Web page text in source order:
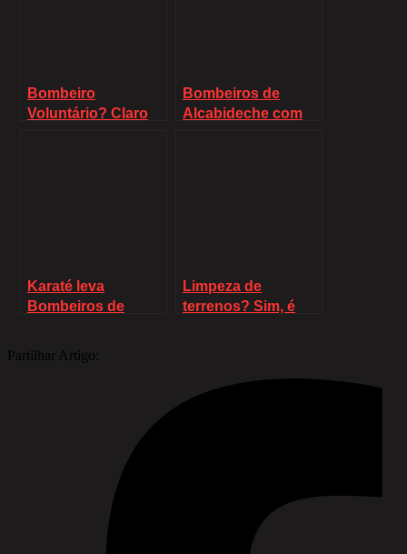
Bombeiro
Voluntário? Claro
Bombeiros de
Alcabideche com
Karaté leva
Bombeiros de
Georgia
Limpeza de
terrenos? Sim, é
Partilhar Artigo: